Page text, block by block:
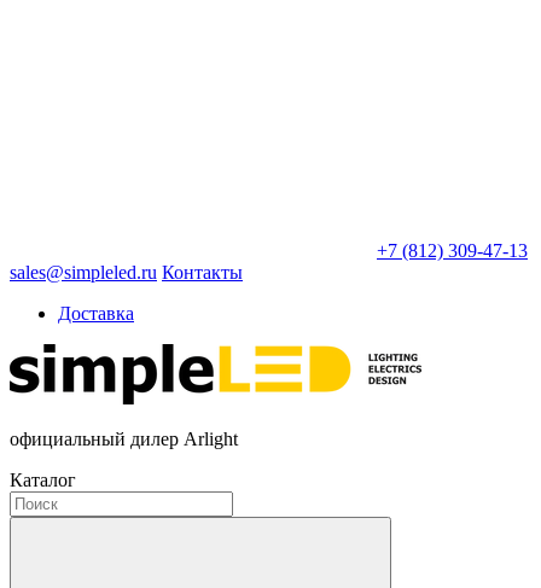
+7 (812) 309-47-13
sales@simpleled.ru Контакты
Доставка
официальный дилер Arlight
Каталог